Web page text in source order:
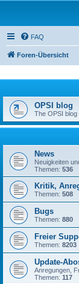
FAQ
Foren-Übersicht
OPSI blog
The OPSI blog
News
Neuigkeiten
Themen: 536
Kritik,
Themen: 508
Bugs
Themen: 880
Freier
Themen: 8203
Update-
Anregungen,
Themen: 117